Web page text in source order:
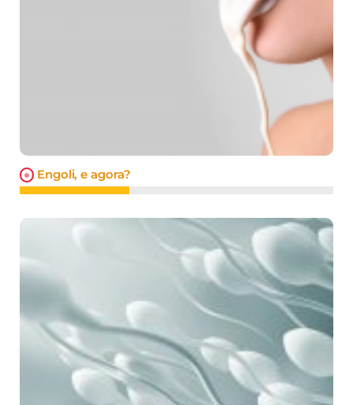
Engoli, e agora?